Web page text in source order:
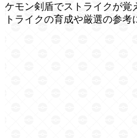
ケモン剣盾でストライクが覚
トライクの育成や厳選の参考